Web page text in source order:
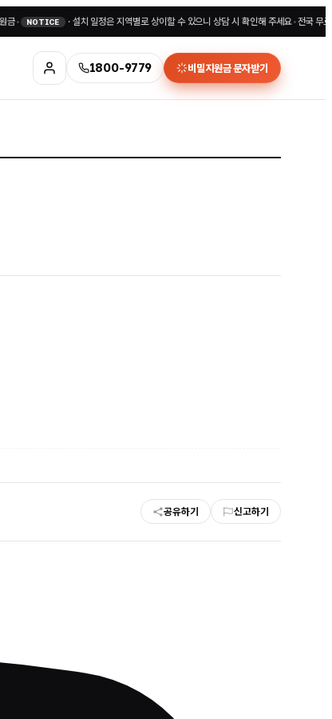
NOTICE ·설치 일정은 지역별로 상이할 수 있으니 상담 시 확인해 주세요 •전국 무료상
1800-9779 비밀지원금 문자받기
공유하기 신고하기